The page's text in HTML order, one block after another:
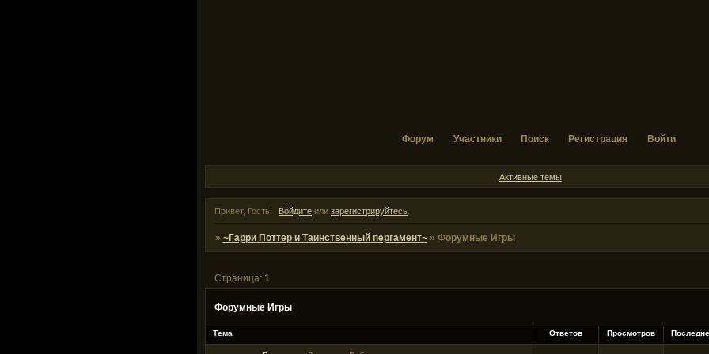
Форум Участники Поиск Регистрация Войти
Активные темы
Привет, Гость! Войдите или зарегистрируйтесь
» ~Гарри Поттер и Таинственный пергамент~ » Форумные Игры
Форумные Игры
Страница: 1
Тема Ответов Просмотров